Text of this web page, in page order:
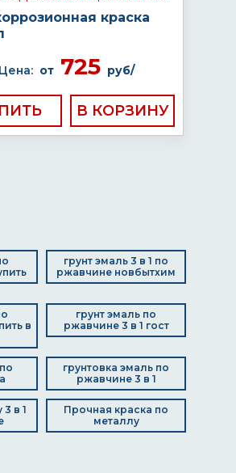
краска
Цена: от725 руб/
грунт эмаль 3 в 1 по
ржавчине новбытхим
в
грунт эмаль по
ржавчине 3 в 1 гост
грунтовка эмаль по
ржавчине 3 в 1
в 1
Прочная краска по
металлу